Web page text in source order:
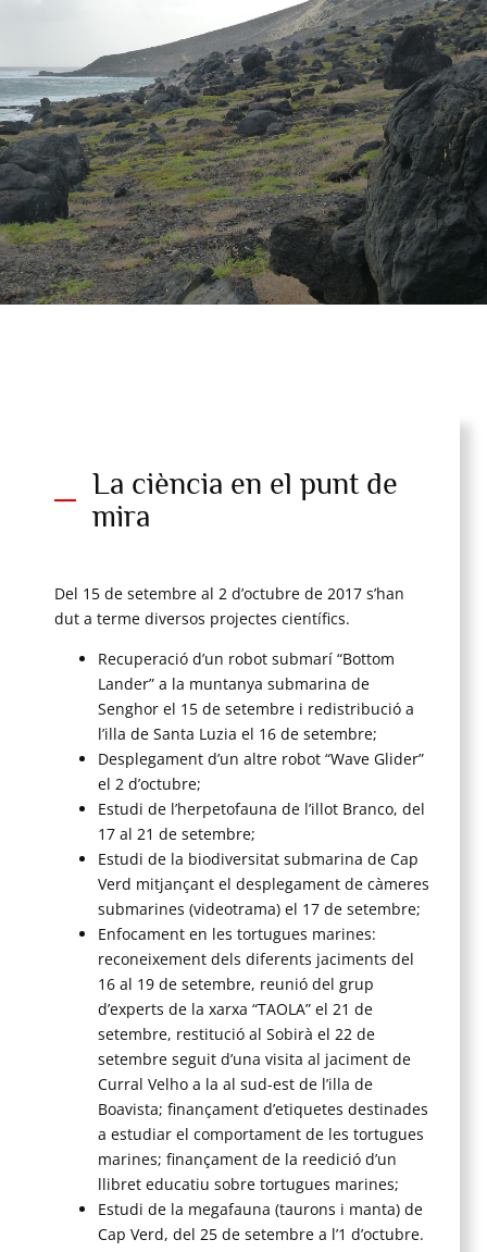
La ciència en el punt de
mira
Del 15 de setembre al 2 d’octubre de 2017 s’han
dut a terme diversos projectes científics.
Recuperació d’un robot submarí “Bottom
Lander” a la muntanya submarina de
Senghor el 15 de setembre i redistribució a
l’illa de Santa Luzia el 16 de setembre;
Desplegament d’un altre robot “Wave Glider”
el 2 d’octubre;
Estudi de l’herpetofauna de l’illot Branco, del
17 al 21 de setembre;
Estudi de la biodiversitat submarina de Cap
Verd mitjançant el desplegament de càmeres
submarines (videotrama) el 17 de setembre;
Enfocament en les tortugues marines:
reconeixement dels diferents jaciments del
16 al 19 de setembre, reunió del grup
d’experts de la xarxa “TAOLA” el 21 de
setembre, restitució al Sobirà el 22 de
setembre seguit d’una visita al jaciment de
Curral Velho a la al sud-est de l’illa de
Boavista; finançament d’etiquetes destinades
a estudiar el comportament de les tortugues
marines; finançament de la reedició d’un
llibret educatiu sobre tortugues marines;
Estudi de la megafauna (taurons i manta) de
Cap Verd, del 25 de setembre a l’1 d’octubre.